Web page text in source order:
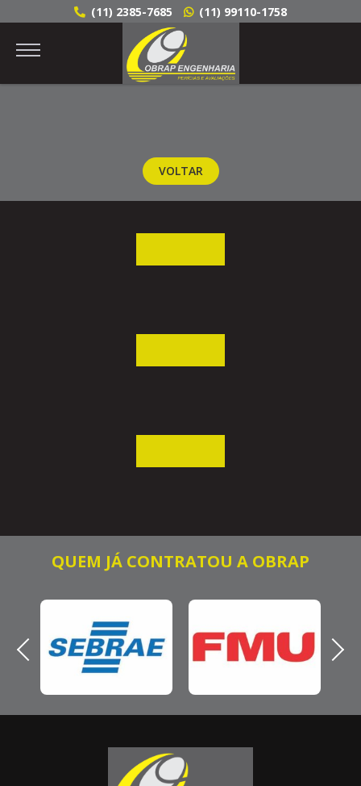
(11) 2385-7685 (11) 99110-1758
VOLTAR
QUEM JÁ CONTRATOU A OBRAP
Previous Next